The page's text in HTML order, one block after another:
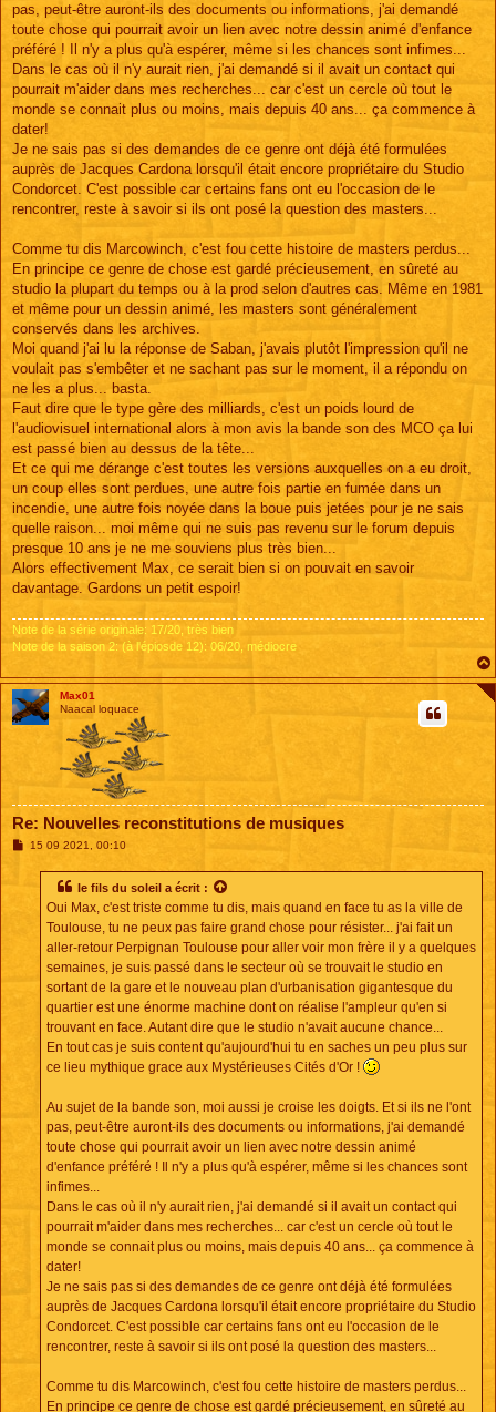
pas, peut-être auront-ils des documents ou informations, j'ai demandé
toute chose qui pourrait avoir un lien avec notre dessin animé d'enfance
préféré ! Il n'y a plus qu'à espérer, même si les chances sont infimes...
Dans le cas où il n'y aurait rien, j'ai demandé si il avait un contact qui
pourrait m'aider dans mes recherches... car c'est un cercle où tout le
monde se connait plus ou moins, mais depuis 40 ans... ça commence à
dater!
Je ne sais pas si des demandes de ce genre ont déjà été formulées
auprès de Jacques Cardona lorsqu'il était encore propriétaire du Studio
Condorcet. C'est possible car certains fans ont eu l'occasion de le
rencontrer, reste à savoir si ils ont posé la question des masters...
Comme tu dis Marcowinch, c'est fou cette histoire de masters perdus...
En principe ce genre de chose est gardé précieusement, en sûreté au
studio la plupart du temps ou à la prod selon d'autres cas. Même en 1981
et même pour un dessin animé, les masters sont généralement
conservés dans les archives.
Moi quand j'ai lu la réponse de Saban, j'avais plutôt l'impression qu'il ne
voulait pas s'embêter et ne sachant pas sur le moment, il a répondu on
ne les a plus... basta.
Faut dire que le type gère des milliards, c'est un poids lourd de
l'audiovisuel international alors à mon avis la bande son des MCO ça lui
est passé bien au dessus de la tête...
Et ce qui me dérange c'est toutes les versions auxquelles on a eu droit,
un coup elles sont perdues, une autre fois partie en fumée dans un
incendie, une autre fois noyée dans la boue puis jetées pour je ne sais
quelle raison... moi même qui ne suis pas revenu sur le forum depuis
presque 10 ans je ne me souviens plus très bien...
Alors effectivement Max, ce serait bien si on pouvait en savoir
davantage. Gardons un petit espoir!
Note de la série originale: 17/20, très bien
Note de la saison 2: (à l'épiosde 12): 06/20, médiocre
Max01
Naacal loquace
Re: Nouvelles reconstitutions de musiques
M15 09 2021, 00:10
le fils du soleil a écrit :
Oui Max, c'est triste comme tu dis, mais quand en face tu as la ville de
Toulouse, tu ne peux pas faire grand chose pour résister... j'ai fait un
aller-retour Perpignan Toulouse pour aller voir mon frère il y a quelques
semaines, je suis passé dans le secteur où se trouvait le studio en
sortant de la gare et le nouveau plan d'urbanisation gigantesque du
quartier est une énorme machine dont on réalise l'ampleur qu'en si
trouvant en face. Autant dire que le studio n'avait aucune chance...
En tout cas je suis content qu'aujourd'hui tu en saches un peu plus sur
ce lieu mythique grace aux Mystérieuses Cités d'Or !
Au sujet de la bande son, moi aussi je croise les doigts. Et si ils ne l'ont
pas, peut-être auront-ils des documents ou informations, j'ai demandé
toute chose qui pourrait avoir un lien avec notre dessin animé
d'enfance préféré ! Il n'y a plus qu'à espérer, même si les chances sont
infimes...
Dans le cas où il n'y aurait rien, j'ai demandé si il avait un contact qui
pourrait m'aider dans mes recherches... car c'est un cercle où tout le
monde se connait plus ou moins, mais depuis 40 ans... ça commence à
dater!
Je ne sais pas si des demandes de ce genre ont déjà été formulées
auprès de Jacques Cardona lorsqu'il était encore propriétaire du Studio
Condorcet. C'est possible car certains fans ont eu l'occasion de le
rencontrer, reste à savoir si ils ont posé la question des masters...
Comme tu dis Marcowinch, c'est fou cette histoire de masters perdus...
En principe ce genre de chose est gardé précieusement, en sûreté au